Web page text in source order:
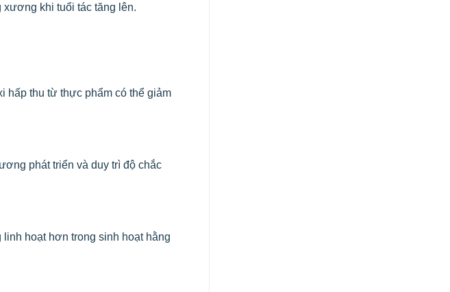
khi tuổi tác tăng lên.
hấp thu từ thực phẩm có thể giảm
phát triển và duy trì độ chắc
hoạt hơn trong sinh hoạt hằng